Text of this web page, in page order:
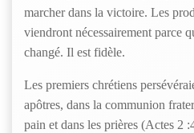
marcher dans la victoire. Les
viendront nécessairement parce
changé. Il est fidèle.
Les premiers chrétiens
apôtres, dans la communion
pain et dans les prières (Actes 2